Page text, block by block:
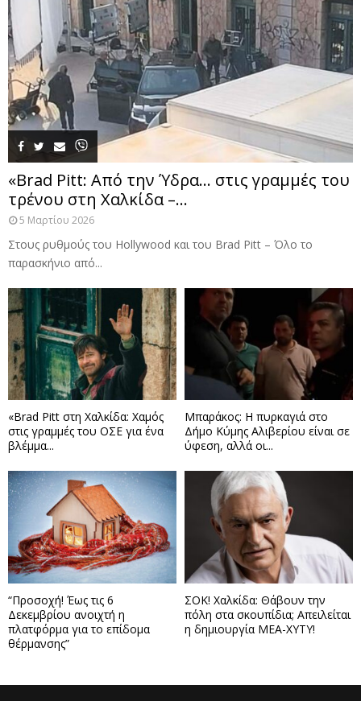
«Brad Pitt: Από την Ύδρα… στις γραμμές του
τρένου στη Χαλκίδα –...
5 Μαρτίου 2026
Στους ρυθμούς του Hollywood και του Brad Pitt – Όλο το
παρασκήνιο από...
«Brad Pitt στη Χαλκίδα: Χαμός
στις γραμμές του ΟΣΕ για ένα
βλέμμα...
Μπαράκος: Η πυρκαγιά στο
Δήμο Κύμης Αλιβερίου είναι σε
ύφεση, αλλά οι...
“Προσοχή! Έως τις 6
Δεκεμβρίου ανοιχτή η
πλατφόρμα για το επίδομα
θέρμανσης”
ΣΟΚ! Χαλκίδα: Θάβουν την
πόλη στα σκουπίδια; Απειλείται
η δημιουργία ΜΕΑ-ΧΥΤΥ!